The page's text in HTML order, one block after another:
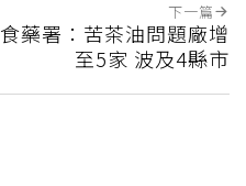
下一篇
食藥署：苦茶油問題廠增
至5家 波及4縣市